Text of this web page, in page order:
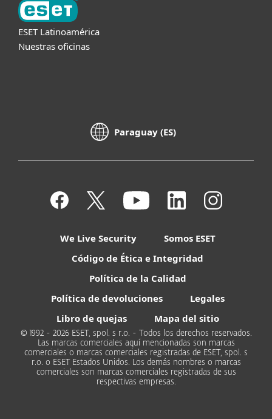
ESET Latinoamérica
Nuestras oficinas
Paraguay (ES)
We Live Security
Somos ESET
Código de Ética e Integridad
Política de la Calidad
Política de devoluciones
Legales
Libro de quejas
Mapa del sitio
© 1992 - 2026 ESET, spol. s r.o. - Todos los derechos reservados.
Las marcas comerciales aquí mencionadas son marcas
comerciales o marcas comerciales registradas de ESET, spol. s
r.o. o ESET Estados Unidos. Los demás nombres o marcas
comerciales son marcas comerciales registradas de sus
respectivas empresas.